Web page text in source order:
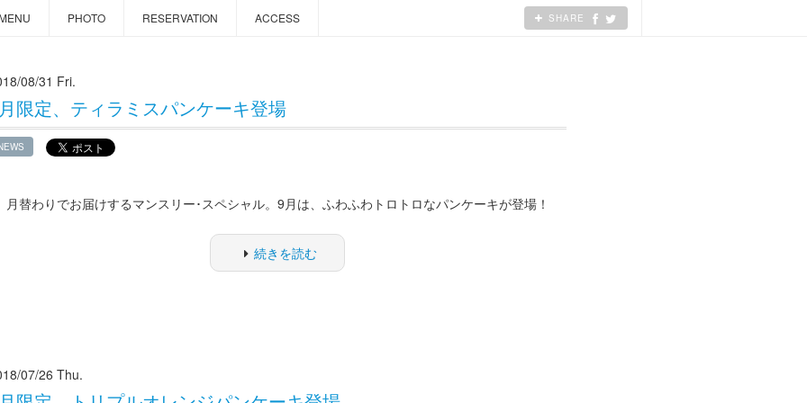
PHOTO RESERVATION ACCESS SHARE
08/31 Fri.
限定、ティラミスパンケーキ登場
月替わりでお届けするマンスリー･スペシャル。9月は、ふわふわトロトロなパンケーキが登場！
続きを読む
07/26 Thu.